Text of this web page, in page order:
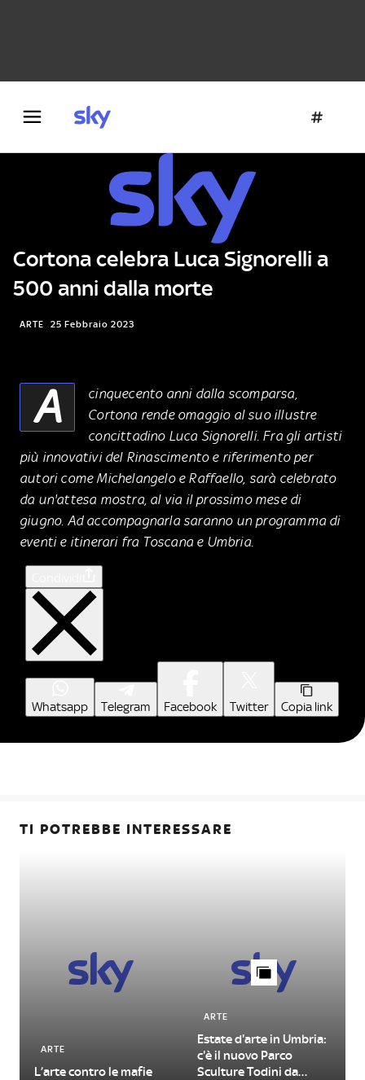
Cortona celebra Luca Signorelli a
500 anni dalla morte
ARTE 25 Febbraio 2023
A
cinquecento anni dalla scomparsa,
Cortona rende omaggio al suo illustre
concittadino Luca Signorelli. Fra gli artisti
più innovativi del Rinascimento e riferimento per
autori come Michelangelo e Raffaello, sarà celebrato
da un'attesa mostra, al via il prossimo mese di
giugno. Ad accompagnarla saranno un programma di
eventi e itinerari fra Toscana e Umbria.
Whatsapp Telegram Facebook Twitter Copia link
TI POTREBBE INTERESSARE
ARTE
L’arte contro le mafie
ARTE
Estate d'arte in Umbria:
c'è il nuovo Parco
Sculture Todini da